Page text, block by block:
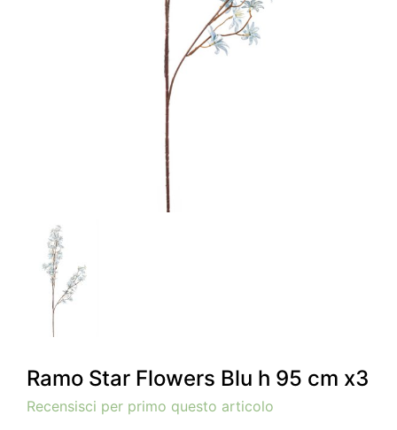
Ramo Star Flowers Blu h 95 cm x3
Recensisci per primo questo articolo